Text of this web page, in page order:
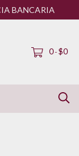
BANCARIA
0-$0